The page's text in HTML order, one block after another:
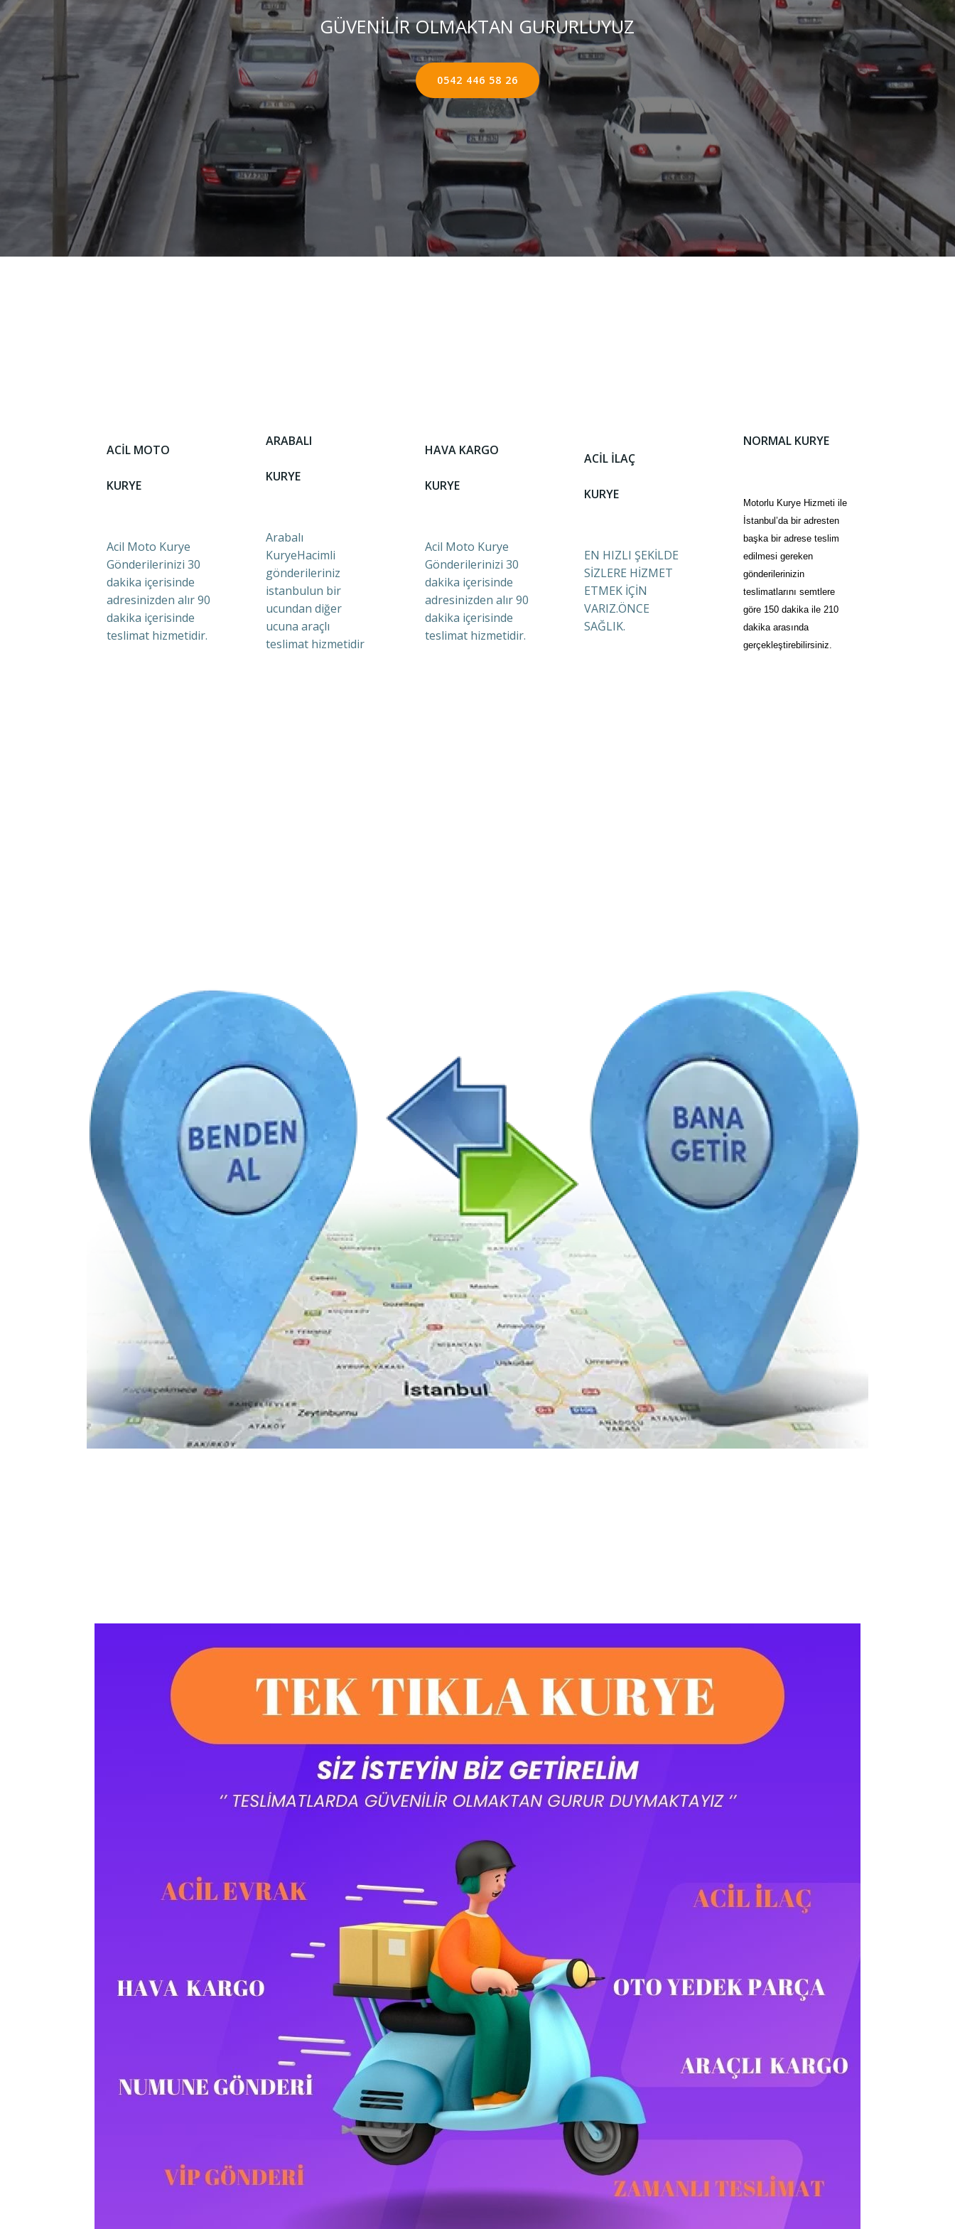
GÜVENİLİR OLMAKTAN GURURLUYUZ
0542 446 58 26
ACİL MOTO
KURYE
Acil Moto Kurye
Gönderilerinizi 30
dakika içerisinde
adresinizden alır 90
dakika içerisinde
teslimat hizmetidir.
ARABALI
KURYE
Arabalı
KuryeHacimli
gönderileriniz
istanbulun bir
ucundan diğer
ucuna araçlı
teslimat hizmetidir
HAVA KARGO
KURYE
Acil Moto Kurye
Gönderilerinizi 30
dakika içerisinde
adresinizden alır 90
dakika içerisinde
teslimat hizmetidir.
ACİL İLAÇ
KURYE
EN HIZLI ŞEKİLDE
SİZLERE HİZMET
ETMEK İÇİN
VARIZ.ÖNCE
SAĞLIK.
NORMAL KURYE
Motorlu Kurye Hizmeti ile
İstanbul’da bir adresten
başka bir adrese teslim
edilmesi gereken
gönderilerinizin
teslimatlarını semtlere
göre 150 dakika ile 210
dakika arasında
gerçekleştirebilirsiniz.